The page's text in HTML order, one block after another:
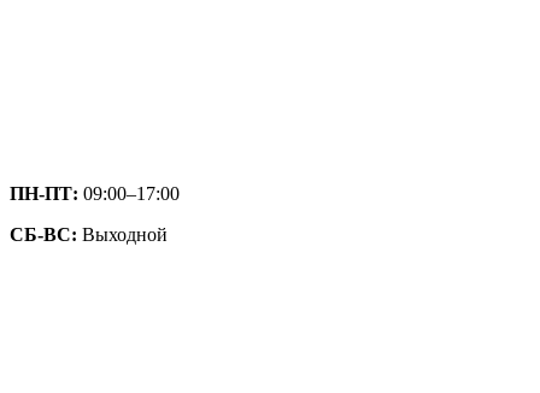
ПН-ПТ: 09:00–17:00
СБ-ВС: Выходной